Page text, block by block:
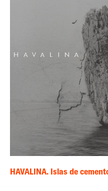
HAVALINA. Islas de